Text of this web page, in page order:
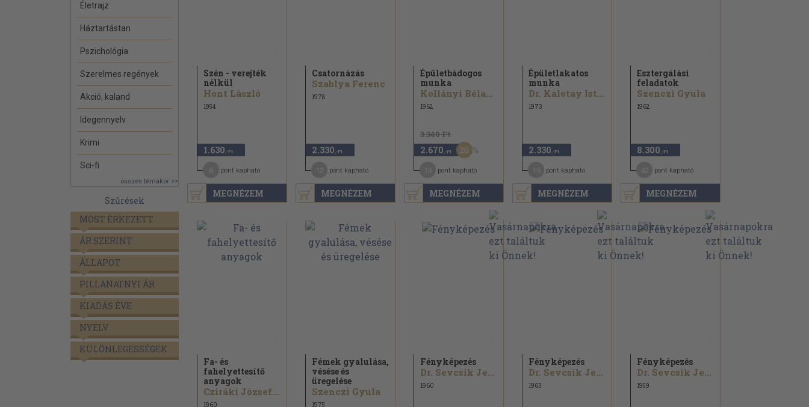
Életrajz
Háztartástan
Pszichológia
Szerelmes regények
Akció, kaland
Idegennyelv
Krimi
Sci-fi
összes témakör >>
Szűrések
MOST ÉRKEZETT
ÁR SZERINT
ÁLLAPOT
PILLANATNYI ÁR
KIADÁS ÉVE
NYELV
KÜLÖNLEGESSÉGEK
MEGNÉZEM
Szén - verejték
nélkül
Hont László
1954
1.630 ,-Ft
pont kapható
MEGNÉZEM
Csatornázás
Szablya Ferenc
1978
2.330 ,-Ft
pont kapható
MEGNÉZEM
Épületbádogos
munka
Kollányi Béla...
1962
3.340 Ft
2.670 ,-Ft 20
pont kapható
MEGNÉZEM
Épületlakatos
munka
Dr. Kalotay István...
1973
2.330 ,-Ft
pont kapható
MEGNÉZEM
Esztergálási
feladatok
Szenczi Gyula
1962
8.300 ,-Ft
pont kapható
Fa- és
fahelyettesítő
anyagok
Cziráki József...
1960
Fémek gyalulása,
vésése és
üregelése
Szenczi Gyula
1975
Fényképezés
Dr. Sevcsik Jenő
1960
Fényképezés
Dr. Sevcsik Jenő
1963
Fényképezés
Dr. Sevcsik Jenő
1959